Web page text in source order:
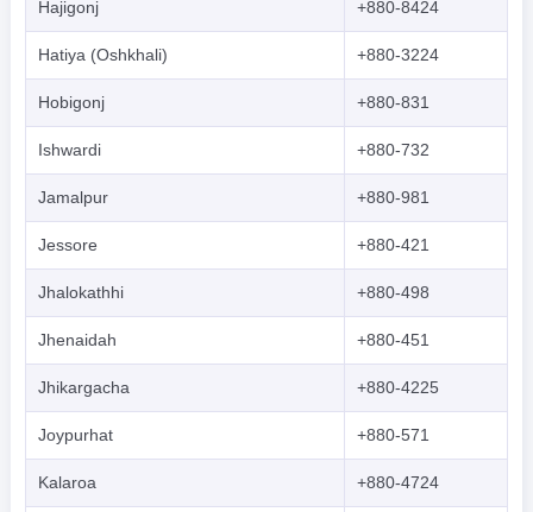
Hajigonj +880-8424
Hatiya (Oshkhali) +880-3224
Hobigonj +880-831
Ishwardi +880-732
Jamalpur +880-981
Jessore +880-421
Jhalokathhi +880-498
Jhenaidah +880-451
Jhikargacha +880-4225
Joypurhat +880-571
Kalaroa +880-4724